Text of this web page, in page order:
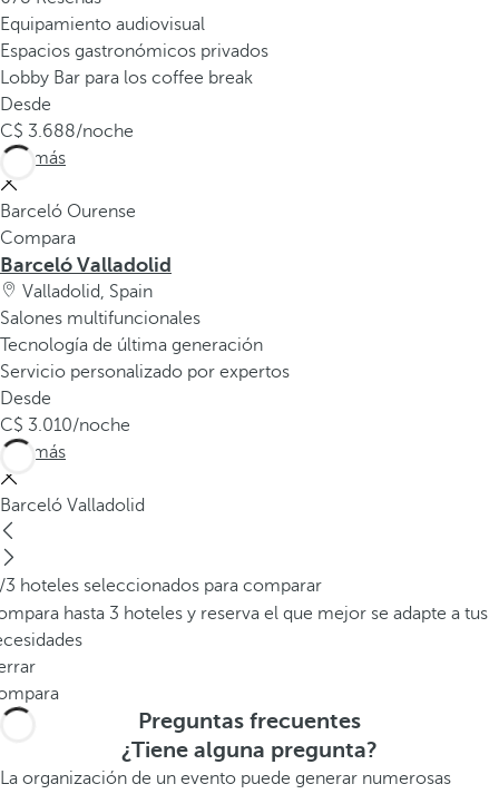
Equipamiento audiovisual
Espacios gastronómicos privados
Lobby Bar para los coffee break
Desde
3.688/noche
Ver más
Barceló Ourense
Compara
Barceló Valladolid
Valladolid, Spain
Salones multifuncionales
Tecnología de última generación
Servicio personalizado por expertos
Desde
3.010/noche
Ver más
Barceló Valladolid
/3 hoteles seleccionados para comparar
hasta 3 hoteles y reserva el que mejor se adapte a tus
Preguntas frecuentes
¿Tiene alguna pregunta?
La organización de un evento puede generar numerosas